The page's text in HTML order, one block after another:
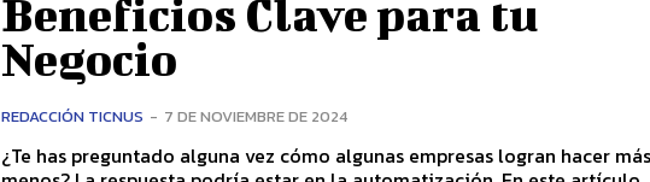
Beneficios Clave para tu
Negocio
REDACCIÓN TICNUS - 7 DE NOVIEMBRE DE 2024
¿Te has preguntado alguna vez cómo algunas empresas logran hacer